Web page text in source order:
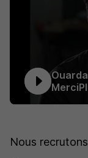
Nous recrutons